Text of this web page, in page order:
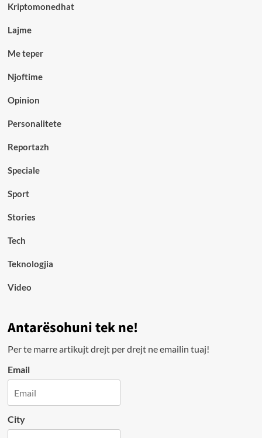
Kriptomonedhat
Lajme
Me teper
Njoftime
Opinion
Personalitete
Reportazh
Speciale
Sport
Stories
Tech
Teknologjia
Video
Antarësohuni tek ne!
Per te marre artikujt drejt per drejt ne emailin tuaj!
Email
City